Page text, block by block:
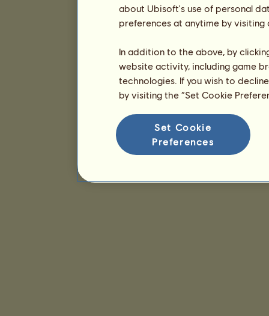
about Ubisoft's use of personal
preferences at anytime by
In addition to the above, by
website activity, including game
technologies. If you wish to
by visiting the “Set Cookie
Set Cookie
Preferences